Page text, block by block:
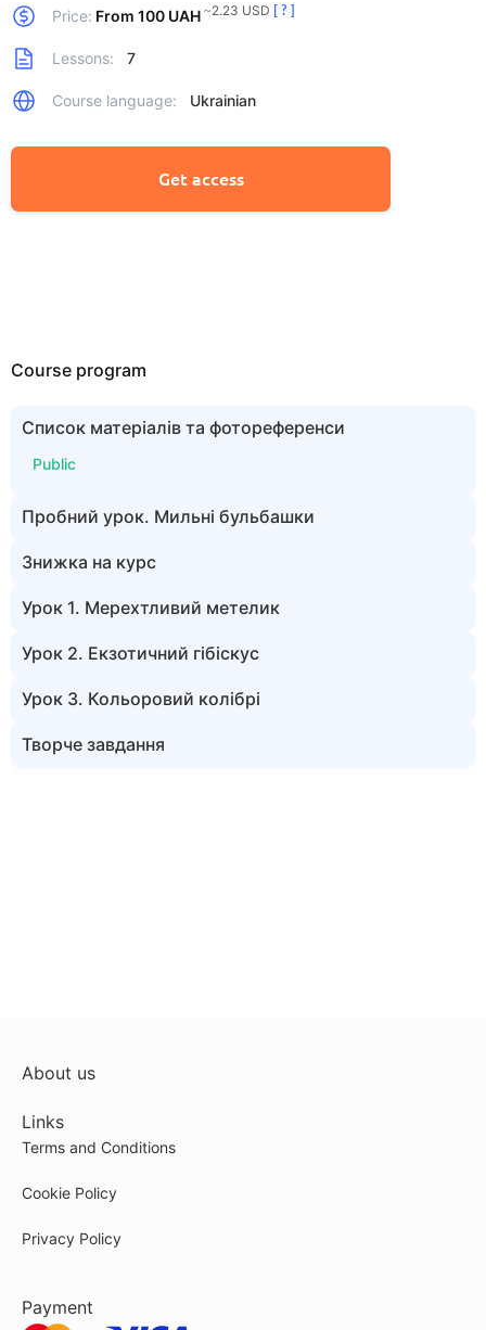
Price: From 100 UAH ~2.23 USD [ ? ]
Lessons: 7
Course language: Ukrainian
Get access
Course program
Список матеріалів та фотореференси
Public
Пробний урок. Мильні бульбашки
Знижка на курс
Урок 1. Мерехтливий метелик
Урок 2. Екзотичний гібіскус
Урок 3. Кольоровий колібрі
Творче завдання
About us
Links
Terms and Conditions
Cookie Policy
Privacy Policy
Payment